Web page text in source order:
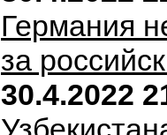
Германия
за
30.4.2022